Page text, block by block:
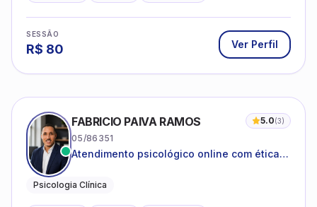
SESSÃO
R$ 80 Ver Perfil
FABRICIO PAIVA RAMOS 5.0(3)
05/86351
Atendimento psicológico online com ética,
Psicologia Clínica